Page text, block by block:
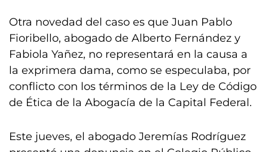
Otra novedad del caso es que Juan Pablo
Fioribello, abogado de Alberto Fernández y
Fabiola Yañez, no representará en la causa a
la exprimera dama, como se especulaba, por
conflicto con los términos de la Ley de Código
de Ética de la Abogacía de la Capital Federal.
Este jueves, el abogado Jeremías Rodríguez